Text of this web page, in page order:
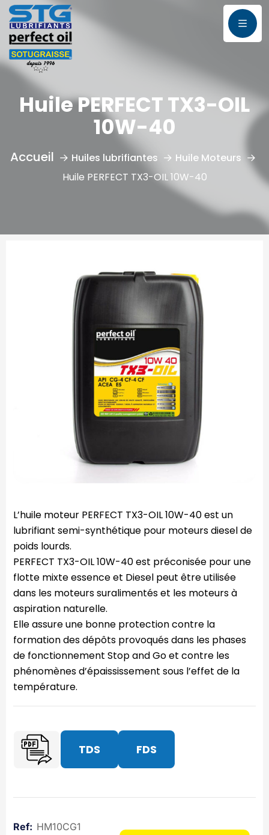
Huile PERFECT TX3-OIL
10W-40
Huiles lubrifiantes
Huile Moteurs
Huile PERFECT TX3-OIL 10W-40
L’huile moteur PERFECT TX3-OIL 10W-40 est un
lubrifiant semi-synthétique pour moteurs diesel de
poids lourds.
PERFECT TX3-OIL 10W-40 est préconisée pour une
flotte mixte essence et Diesel peut être utilisée
dans les moteurs suralimentés et les moteurs à
aspiration naturelle.
Elle assure une bonne protection contre la
formation des dépôts provoqués dans les phases
de fonctionnement Stop and Go et contre les
phénomènes d’épaississement sous l’effet de la
température.
TDS FDS
HM10CG1